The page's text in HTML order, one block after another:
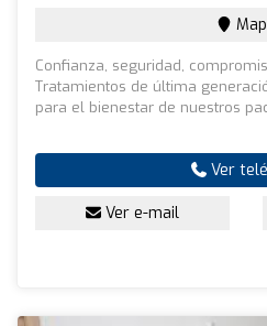
Confianza, seguridad,
Tratamientos de última
para el bienestar de nuestros
Ver
Ver e-mail